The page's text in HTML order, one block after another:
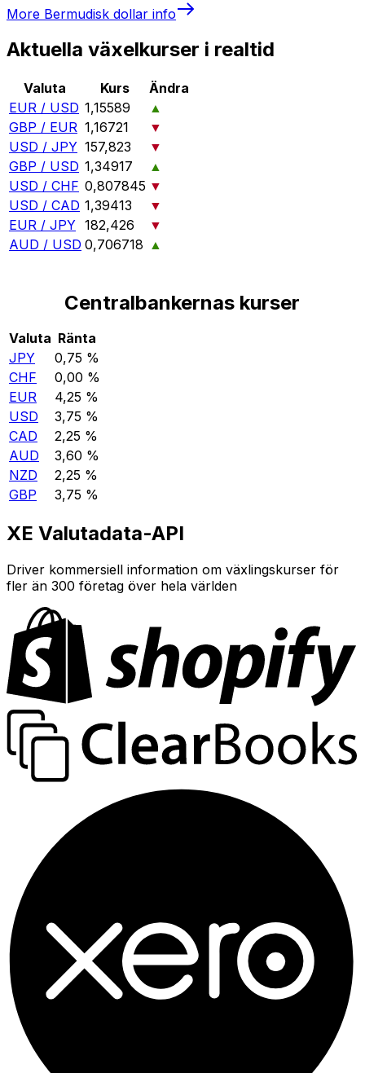
More Bermudisk dollar info
Aktuella växelkurser i realtid
Valuta Kurs
Ändra
EUR / USD 1,15589
▲
GBP / EUR 1,16721
▼
USD / JPY 157,823
▼
GBP / USD 1,34917
▲
USD / CHF 0,807845 ▼
USD / CAD 1,39413
▼
EUR / JPY 182,426
▼
AUD / USD 0,706718 ▲
Centralbankernas kurser
Valuta Ränta
JPY
0,75 %
CHF
0,00 %
EUR
4,25 %
USD
3,75 %
CAD
2,25 %
AUD
3,60 %
NZD
2,25 %
GBP
3,75 %
XE Valutadata-API
Driver kommersiell information om växlingskurser för
fler än 300 företag över hela världen